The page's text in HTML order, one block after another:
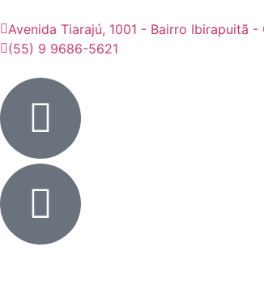
Avenida Tiarajú, 1001 - Bairro Ibirapuitã
(55) 9 9686-5621